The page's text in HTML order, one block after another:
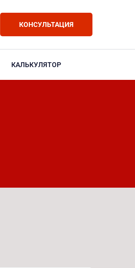
КОНСУЛЬТАЦИЯ
КАЛЬКУЛЯТОР